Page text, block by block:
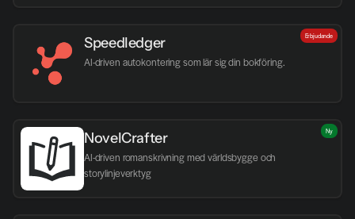
Speedledger
AI-driven autokontering som lär sig din bokföring.
Erbjudande
NovelCrafter
AI-driven romanskrivning med världsbygge och
storylinjeverktyg
Ny